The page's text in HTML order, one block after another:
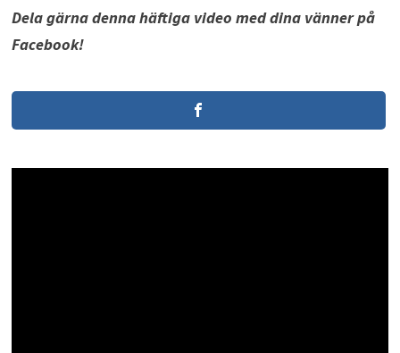
Dela gärna denna häftiga video med dina vänner på
Facebook!